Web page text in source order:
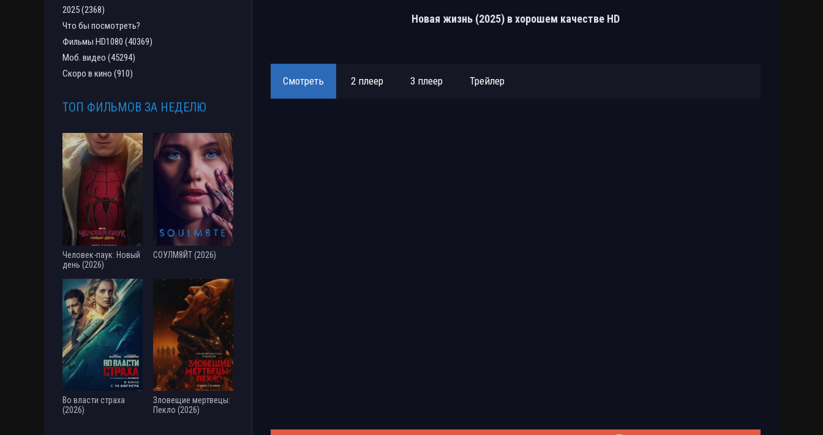
Новая жизнь (2025) в хорошем качестве HD
Смотреть 2 плеер 3 плеер Трейлер
2025 (2368)
Что бы посмотреть?
Фильмы HD1080 (40369)
Моб. видео (45294)
Скоро в кино (910)
ТОП ФИЛЬМОВ ЗА НЕДЕЛЮ
Человек-паук: Новый
день (2026)
СОУЛМ8ЙТ (2026)
Во власти страха
(2026)
Зловещие мертвецы:
Пекло (2026)